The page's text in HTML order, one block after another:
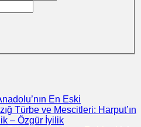
En Eski
Türbe ve Mescitleri: Harput’ın
– Özgür İyilik